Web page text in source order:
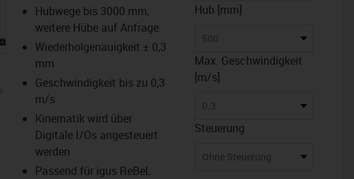
igus-icon-lupe
igus-icon-lupe
igus-icon-lupe
igus-icon-lupe
igus-icon-arrow-right
Hubwege bis 3000 mm,
weitere Hübe auf Anfrage
Wiederholgenauigkeit ± 0,3
mm
Geschwindigkeit bis zu 0,3
m/s
Kinematik wird über
Digitale I/Os angesteuert
werden
Passend für igus ReBeL
Hub [mm]
500
Max. Geschwindigkeit
[m/s]
0.3
Steuerung
Ohne Steuerung